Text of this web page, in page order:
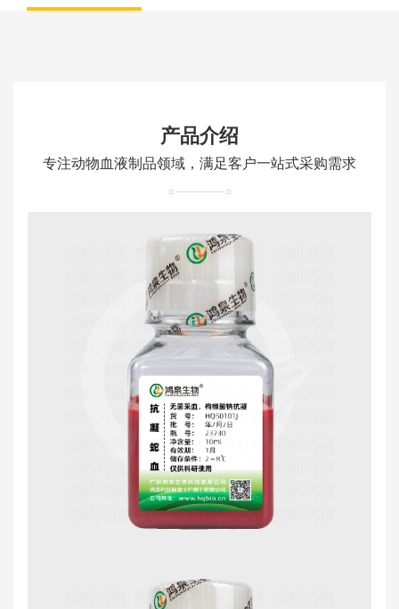
产品介绍
专注动物血液制品领域，满足客户一站式采购需求